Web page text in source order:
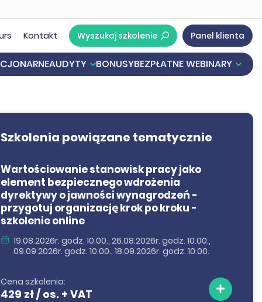
Kontakt Wyszukaj szkolenie Panel klienta
AUDYTY BONUSYBEZPŁATNE WEBINARY
Szkolenia powiązane tematycznie
Wartościowanie stanowisk pracy jako
element bezpiecznego wdrożenia
dyrektywy o jawności wynagrodzeń -
przygotuj organizację krok po kroku -
szkolenie online
19.08.2026r. godz. 10.00., 26.08.2026r. godz. 10.00.,
09.09.2026r. godz. 10.00., 18.09.2026r. godz. 10.00.
Cena szkolenia:
429 zł / os. + VAT